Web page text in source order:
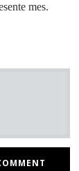
mes.